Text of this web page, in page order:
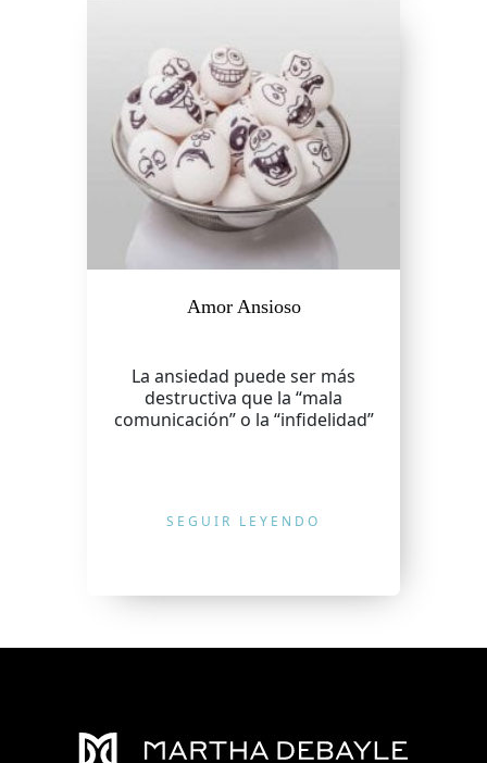
Amor Ansioso
La ansiedad puede ser más
destructiva que la “mala
comunicación” o la “infidelidad”
SEGUIR LEYENDO